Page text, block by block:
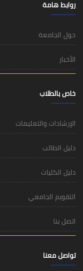
روابط هامة
حول الجامعة
الأخبار
خاص بالطلاب
الإرشادات والتعليمات
دليل الطالب
دليل الكليات
التقويم الجامعي
اتصل بنا
تواصل معنا